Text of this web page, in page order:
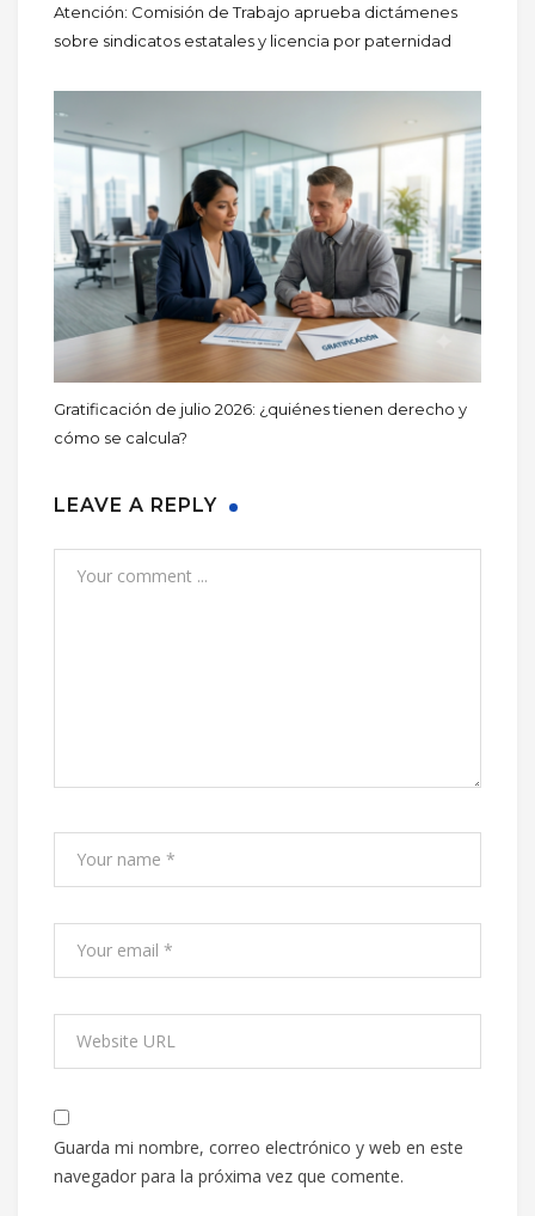
Atención: Comisión de Trabajo aprueba dictámenes
sobre sindicatos estatales y licencia por paternidad
Gratificación de julio 2026: ¿quiénes tienen derecho y
cómo se calcula?
LEAVE A REPLY
Guarda mi nombre, correo electrónico y web en este
navegador para la próxima vez que comente.